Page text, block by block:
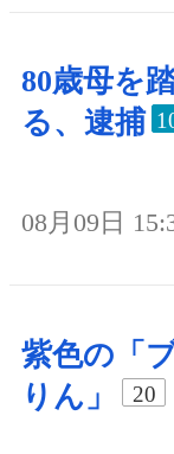
80歳母を
る、逮捕
08月09日
紫色の「
りん」
20